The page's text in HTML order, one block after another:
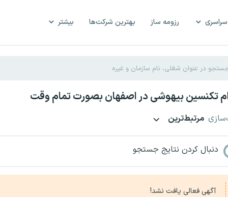
رزومه ساز بهترین شرکت‌ها بیشتر
تکنسین بیهوشی در اصفهان بصورت تمام وقت
مرتبط‌ترین
دنبال کردن نتایج جستجو
آگهی فعالی یافت نشد!